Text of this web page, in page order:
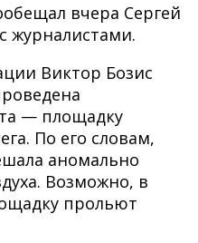
вчера Сергей
журналистами.
Виктор Бозис
— площадку
По его словам,
аномально
Возможно, в
прольют